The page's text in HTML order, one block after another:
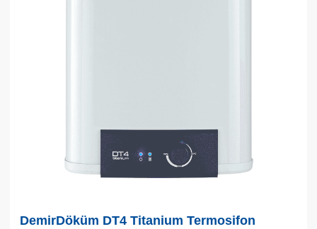
DemirDöküm DT4 Titanium Termosifon